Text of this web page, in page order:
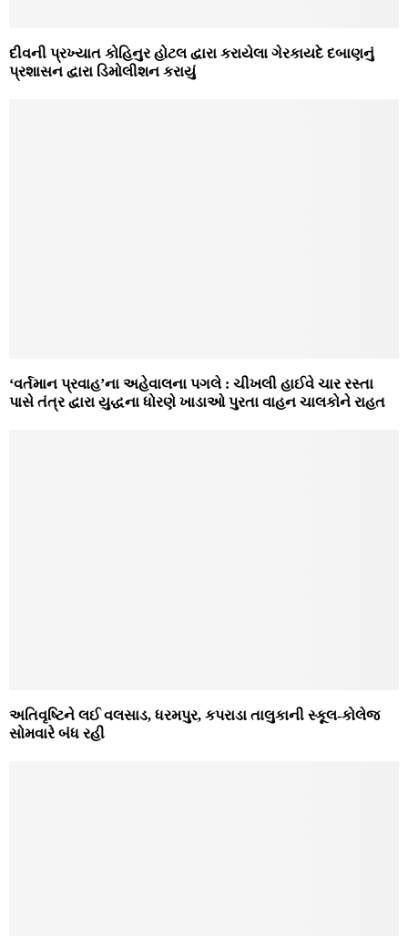
દીવની પ્રખ્‍યાત કોહિનુર હોટલ દ્વારા કરાયેલા ગેરકાયદે દબાણનું
પ્રશાસન દ્વારા ડિમોલીશન કરાયું
‘વર્તમાન પ્રવાહ’ના અહેવાલના પગલે : ચીખલી હાઈવે ચાર રસ્‍તા
પાસે તંત્ર દ્વારા યુદ્ધના ધોરણે ખાડાઓ પુરતા વાહન ચાલકોને રાહત
અતિવૃષ્‍ટિને લઈ વલસાડ, ધરમપુર, કપરાડા તાલુકાની સ્‍કૂલ-કોલેજ
સોમવારે બંધ રહી